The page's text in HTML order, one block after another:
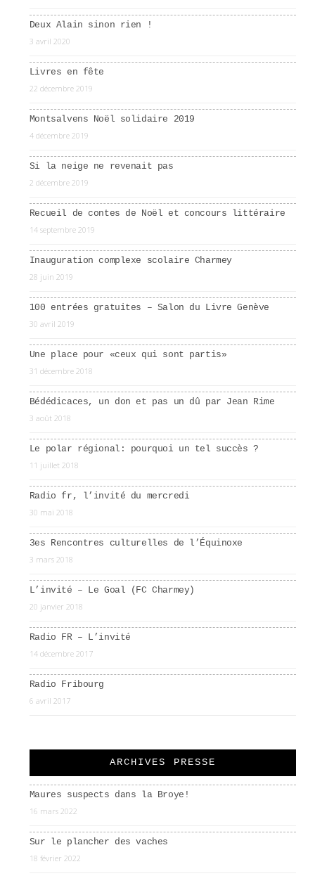
Deux Alain sinon rien !
3 avril 2020
Livres en fête
22 décembre 2019
Montsalvens Noël solidaire 2019
4 décembre 2019
Si la neige ne revenait pas
2 décembre 2019
Recueil de contes de Noël et concours littéraire
14 septembre 2019
Inauguration complexe scolaire Charmey
28 juin 2019
100 entrées gratuites – Salon du Livre Genève
30 avril 2019
Une place pour «ceux qui sont partis»
31 décembre 2018
Bédédicaces, un don et pas un dû par Jean Rime
3 août 2018
Le polar régional: pourquoi un tel succès ?
11 juillet 2018
Radio fr, l’invité du mercredi
30 mai 2018
3es Rencontres culturelles de l’Équinoxe
3 mars 2018
L’invité – Le Goal (FC Charmey)
20 janvier 2018
Radio FR – L’invité
14 décembre 2017
Radio Fribourg
6 avril 2017
ARCHIVES PRESSE
Maures suspects dans la Broye!
16 mars 2022
Sur le plancher des vaches
18 février 2022